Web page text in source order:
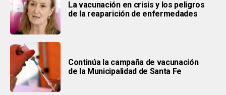
La vacunación en crisis y los peligros
de la reaparición de enfermedades
Continúa la campaña de vacunación
de la Municipalidad de Santa Fe